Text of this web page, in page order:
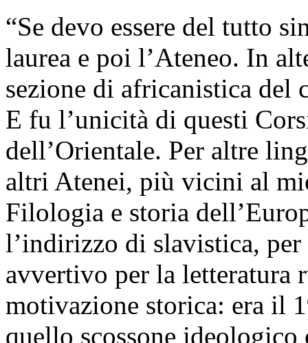
“Se devo essere del tutto
laurea e poi l’Ateneo. In
sezione di africanistica
E fu l’unicità di questi
dell’Orientale. Per altre
altri Atenei, più vicini al
Filologia e storia
l’indirizzo di slavistica,
avvertivo per la letteratura
motivazione storica: era il
quello scossone